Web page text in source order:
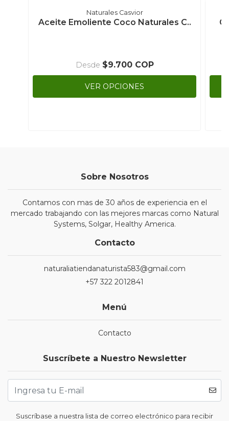
Naturales Casvior
Aceite Emoliente Coco Naturales C..
Desde $9.700 COP
VER OPCIONES
Sobre Nosotros
Contamos con mas de 30 años de experiencia en el
mercado trabajando con las mejores marcas como Natural
Systems, Solgar, Healthy America.
Contacto
naturaliatiendanaturista583@gmail.com
+57 322 2012841
Menú
Contacto
Suscríbete a Nuestro Newsletter
Suscríbase a nuestra lista de correo electrónico para recibir